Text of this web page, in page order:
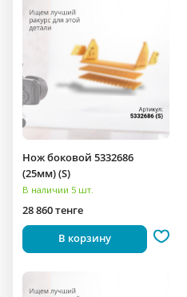
Нож боковой 5332686
(25мм) (S)
В наличии 5 шт.
28 860 тенге
В корзину